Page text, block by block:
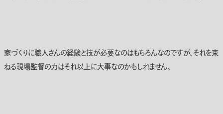
家づくりに職人さんの経験と技が必要なのはもちろんなのですが、それを束
ねる現場監督の力はそれ以上に大事なのかもしれません。